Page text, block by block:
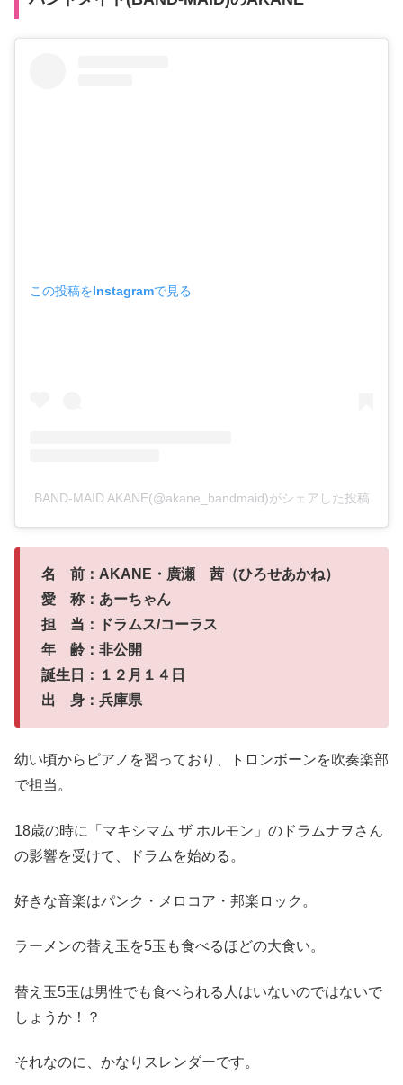
この投稿をInstagramで見る
BAND-MAID AKANE(@akane_bandmaid)がシェアした投稿
名 前：AKANE・廣瀬 茜（ひろせあかね）
愛 称：あーちゃん
担 当：ドラムス/コーラス
年 齢：非公開
誕生日：１２月１４日
出 身：兵庫県
幼い頃からピアノを習っており、トロンボーンを吹奏楽部
で担当。
18歳の時に「マキシマム ザ ホルモン」のドラムナヲさん
の影響を受けて、ドラムを始める。
好きな音楽はパンク・メロコア・邦楽ロック。
ラーメンの替え玉を5玉も食べるほどの大食い。
替え玉5玉は男性でも食べられる人はいないのではないで
しょうか！？
それなのに、かなりスレンダーです。